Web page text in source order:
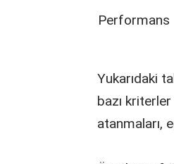
Performans
Yukarıdaki
bazı
atanmaları,